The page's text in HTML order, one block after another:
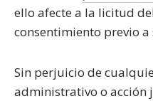
ello afecte a la licitud
consentimiento previo
Sin perjuicio de
administrativo o acción